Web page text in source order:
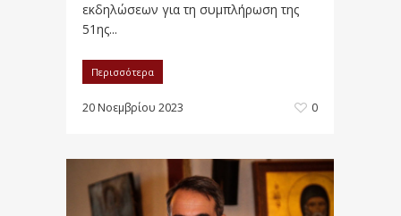
εκδηλώσεων για τη συμπλήρωση της
51ης...
Περισσότερα
20 Νοεμβρίου 2023 0